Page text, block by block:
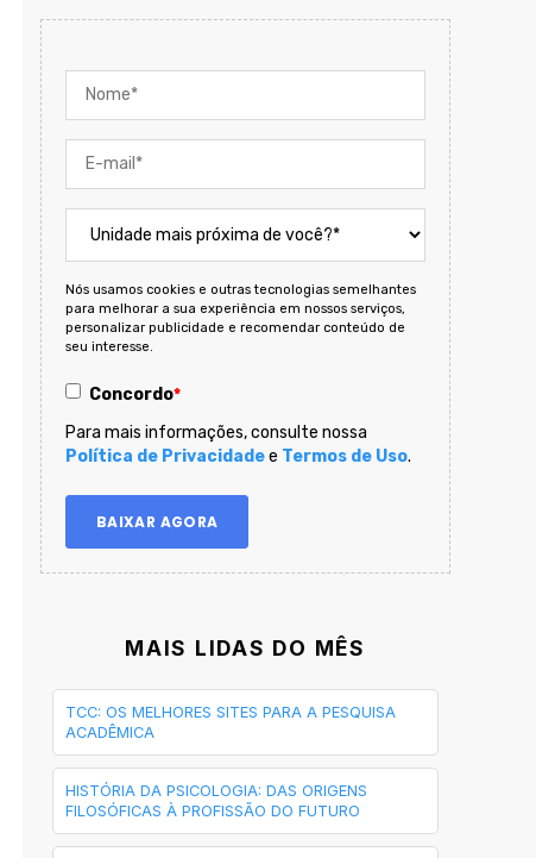
Nós usamos cookies e outras tecnologias semelhantes
para melhorar a sua experiência em nossos serviços,
personalizar publicidade e recomendar conteúdo de
seu interesse.
Concordo*
Para mais informações, consulte nossa
Política de Privacidadee Termos de Uso.
MAIS LIDAS DO MÊS
TCC: OS MELHORES SITES PARA A PESQUISA
ACADÊMICA
HISTÓRIA DA PSICOLOGIA: DAS ORIGENS
FILOSÓFICAS À PROFISSÃO DO FUTURO